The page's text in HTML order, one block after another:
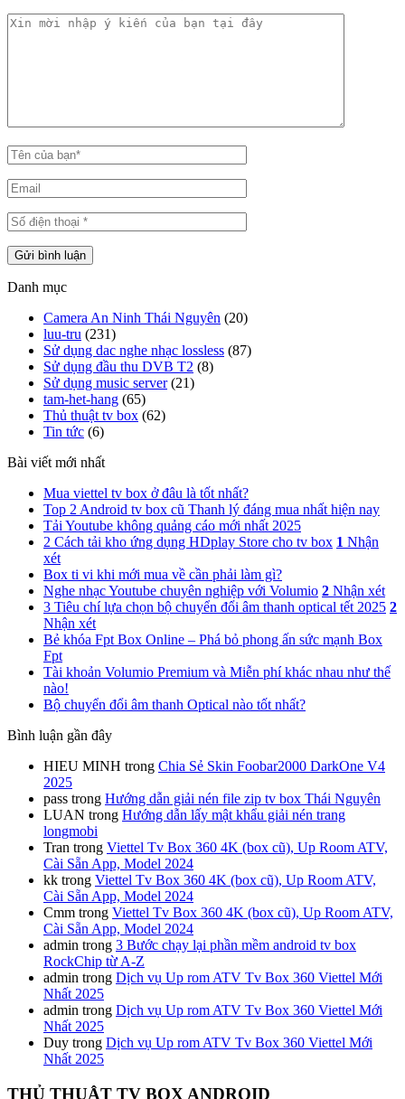
Danh mục
Camera An Ninh Thái Nguyên (20)
luu-tru (231)
Sử dụng dac nghe nhạc lossless (87)
Sử dụng đầu thu DVB T2 (8)
Sử dụng music server(21)
tam-het-hang (65)
Thủ thuật tv box (62)
Tin tức (6)
Bài viết mới nhất
Mua viettel tv box ở đâu là tốt nhất?
Top 2 Android tv box cũ Thanh lý đáng mua nhất hiện nay
Tải Youtube không quảng cáo mới nhất 2025
2 Cách tải kho ứng dụng HDplay Store cho tv box 1 Nhận
xét
Box ti vi khi mới mua về cần phải làm gì?
Nghe nhạc Youtube chuyên nghiệp với Volumio 2 Nhận xét
3 Tiêu chí lựa chọn bộ chuyển đổi âm thanh optical tết 2025 2
Nhận xét
Bẻ khóa Fpt Box Online – Phá bỏ phong ấn sức mạnh Box
Fpt
Tài khoản Volumio Premium và Miễn phí khác nhau như thế
nào!
Bộ chuyển đổi âm thanh Optical nào tốt nhất?
Bình luận gần đây
HIEU MINH trong Chia Sẻ Skin Foobar2000 DarkOne V4
2025
pass trong Hướng dẫn giải nén file zip tv box Thái Nguyên
LUAN trong Hướng dẫn lấy mật khẩu giải nén trang
longmobi
Tran trong Viettel Tv Box 360 4K (box cũ), Up Room ATV,
Cài Sẵn App, Model 2024
kk trong Viettel Tv Box 360 4K (box cũ), Up Room ATV,
Cài Sẵn App, Model 2024
Cmm trong Viettel Tv Box 360 4K (box cũ), Up Room ATV,
Cài Sẵn App, Model 2024
admin trong 3 Bước chạy lại phần mềm android tv box
RockChip từ A-Z
admin trong Dịch vụ Up rom ATV Tv Box 360 Viettel Mới
Nhất 2025
admin trong Dịch vụ Up rom ATV Tv Box 360 Viettel Mới
Nhất 2025
Duy trong Dịch vụ Up rom ATV Tv Box 360 Viettel Mới
Nhất 2025
THỦ THUẬT TV BOX ANDROID